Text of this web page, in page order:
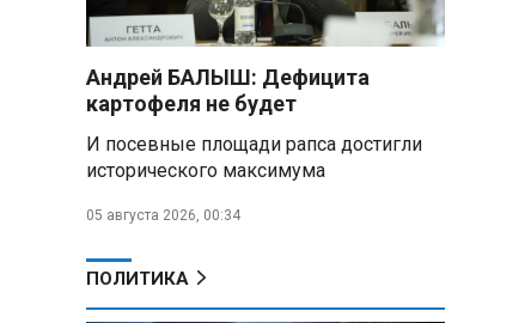
Андрей БАЛЫШ: Дефицита
картофеля не будет
И посевные площади рапса достигли
исторического максимума
05 августа 2026, 00:34
ПОЛИТИКА